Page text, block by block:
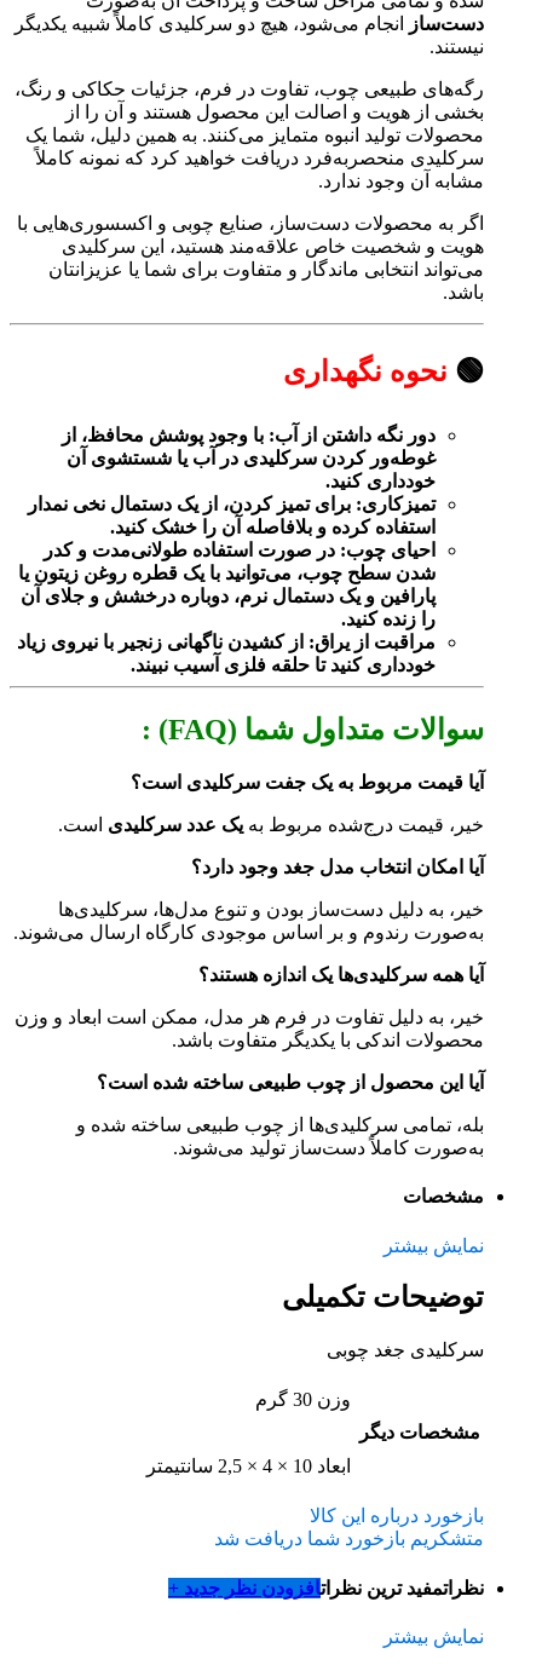
دست‌ساز
انجام می‌شود، هیچ دو سرکلیدی کاملاً شبیه یکدیگر
نیستند.
رگه‌های طبیعی چوب، تفاوت در فرم، جزئیات حکاکی و رنگ،
بخشی از هویت و اصالت این محصول هستند و آن را از
محصولات تولید انبوه متمایز می‌کنند. به همین دلیل، شما یک
سرکلیدی منحصربه‌فرد دریافت خواهید کرد که نمونه کاملاً
مشابه آن وجود ندارد.
اگر به محصولات دست‌ساز، صنایع چوبی و اکسسوری‌هایی با
هویت و شخصیت خاص علاقه‌مند هستید، این سرکلیدی
می‌تواند انتخابی ماندگار و متفاوت برای شما یا عزیزانتان
باشد.
🟢 نحوه نگهداری
دور نگه داشتن از آب: با وجود پوشش محافظ، از
غوطه‌ور کردن سرکلیدی در آب یا شستشوی آن
خودداری کنید.
تمیزکاری: برای تمیز کردن، از یک دستمال نخی نمدار
استفاده کرده و بلافاصله آن را خشک کنید.
احیای چوب: در صورت استفاده طولانی‌مدت و کدر
شدن سطح چوب، می‌توانید با یک قطره روغن زیتون یا
پارافین و یک دستمال نرم، دوباره درخشش و جلای آن
را زنده کنید.
مراقبت از یراق: از کشیدن ناگهانی زنجیر با نیروی زیاد
خودداری کنید تا حلقه فلزی آسیب نبیند.
سوالات متداول شما (FAQ) :
آیا قیمت مربوط به یک جفت سرکلیدی است؟
خیر، قیمت درج‌شده مربوط به یک عدد سرکلیدی است.
آیا امکان انتخاب مدل جغد وجود دارد؟
خیر، به دلیل دست‌ساز بودن و تنوع مدل‌ها، سرکلیدی‌ها
به‌صورت رندوم و بر اساس موجودی کارگاه ارسال می‌شوند.
آیا همه سرکلیدی‌ها یک اندازه هستند؟
خیر، به دلیل تفاوت در فرم هر مدل، ممکن است ابعاد و وزن
محصولات اندکی با یکدیگر متفاوت باشد.
آیا این محصول از چوب طبیعی ساخته شده است؟
بله، تمامی سرکلیدی‌ها از چوب طبیعی ساخته شده و
به‌صورت کاملاً دست‌ساز تولید می‌شوند.
مشخصات
نمایش بیشتر
توضیحات تکمیلی
سرکلیدی جغد چوبی
مشخصات دیگر
وزن 30 گرم
ابعاد 10 × 4 × 2,5 سانتیمتر
بازخورد درباره این کالا
متشکریم بازخورد شما دریافت شد
نظراتمفید ترین نظراتافزودن نظر جدید +
نمایش بیشتر